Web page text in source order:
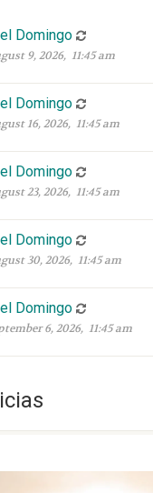
Domingo
9, 2026, 11:45 am
Domingo
16, 2026, 11:45 am
Domingo
23, 2026, 11:45 am
Domingo
30, 2026, 11:45 am
Domingo
6, 2026, 11:45 am